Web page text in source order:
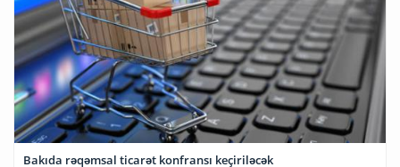
Bakıda rəqəmsal ticarət konfransı keçiriləcək